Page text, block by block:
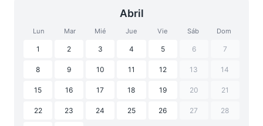
Abril
Lun Mar Mié Jue Vie Sáb Dom
1 2 3 4 5 6 7
8 9 10 11 12 13 14
15 16 17 18 19 20 21
22 23 24 25 26 27 28